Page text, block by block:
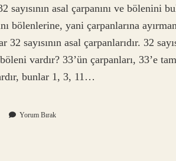
sayısının asal çarpanını ve
bölenlerine, yani çarpanlarına
32 sayısının asal çarpanlarıdır. 32
böleni vardır? 33’ün çarpanları, 33’e
bunlar 1, 3, 11…
Yorum Bırak